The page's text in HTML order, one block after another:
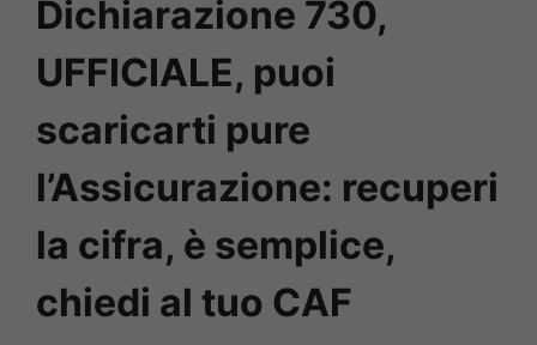
Dichiarazione 730,
UFFICIALE, puoi
scaricarti pure
l’Assicurazione: recuperi
la cifra, è semplice,
chiedi al tuo CAF